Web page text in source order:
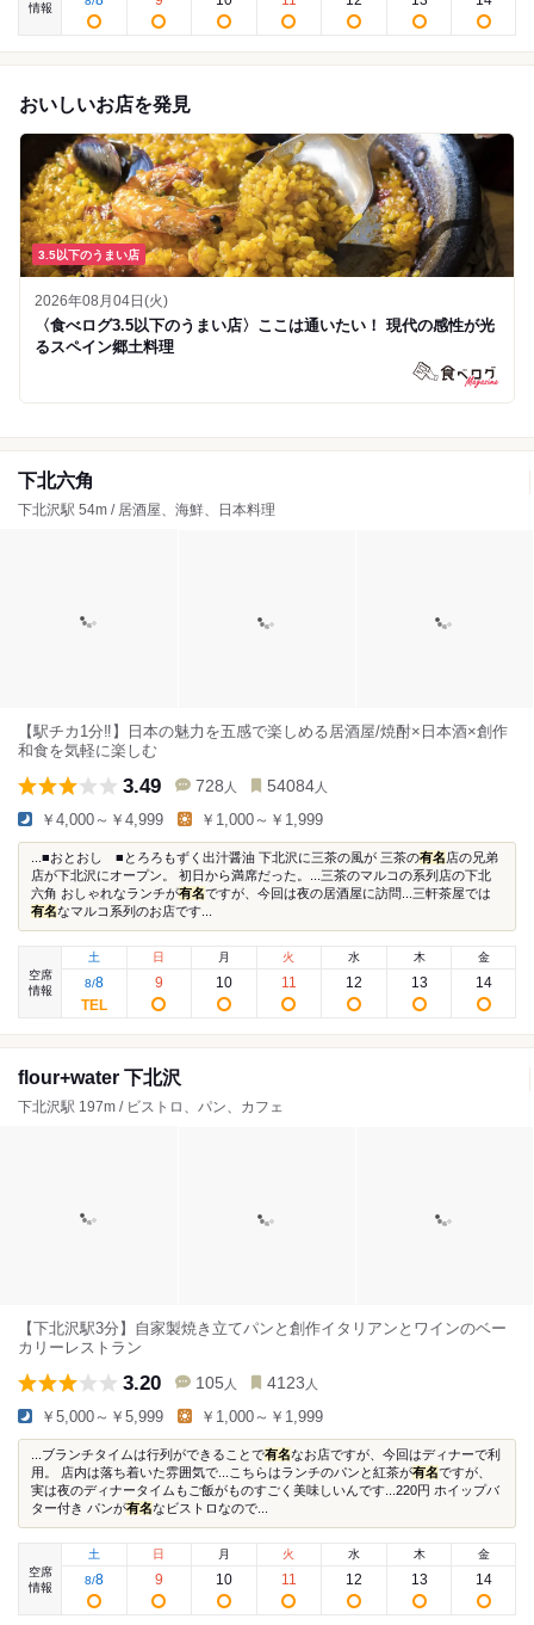
情報
おいしいお店を発見
3.5以下のうまい店
2026年08月04日(火)
〈食べログ3.5以下のうまい店〉ここは通いたい！ 現代の感性が光
るスペイン郷土料理
下北六角
下北沢駅 54m / 居酒屋、海鮮、日本料理
【駅チカ1分‼️】日本の魅力を五感で楽しめる居酒屋/焼酎×日本酒×創作
和食を気軽に楽しむ
3.49 728 人 54084 人
￥4,000～￥4,999 ￥1,000～￥1,999
...■おとおし ■とろろもずく出汁醤油 下北沢に三茶の風が 三茶の有名店の兄弟
店が下北沢にオープン。 初日から満席だった。...三茶のマルコの系列店の下北
六角 おしゃれなランチが有名ですが、今回は夜の居酒屋に訪問...三軒茶屋では
有名なマルコ系列のお店です...
空席
情報
土
8/8
日
9
月
10
火
11
水
12
木
13
金
14
flour+water 下北沢
下北沢駅 197m / ビストロ、パン、カフェ
【下北沢駅3分】自家製焼き立てパンと創作イタリアンとワインのベー
カリーレストラン
3.20 105 人 4123 人
￥5,000～￥5,999 ￥1,000～￥1,999
...ブランチタイムは行列ができることで有名なお店ですが、今回はディナーで利
用。 店内は落ち着いた雰囲気で...こちらはランチのパンと紅茶が有名ですが、
実は夜のディナータイムもご飯がものすごく美味しいんです...220円 ホイップバ
ター付き パンが有名なビストロなので...
空席
情報
土
8/8
日
9
月
10
火
11
水
12
木
13
金
14